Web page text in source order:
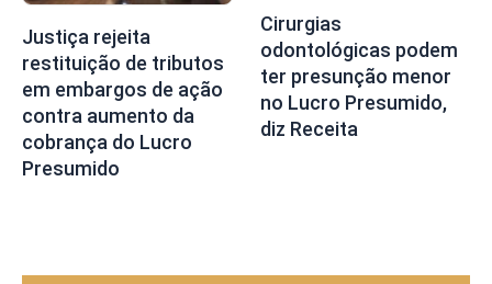
Justiça rejeita
restituição de tributos
em embargos de ação
contra aumento da
cobrança do Lucro
Presumido
Cirurgias
odontológicas podem
ter presunção menor
no Lucro Presumido,
diz Receita